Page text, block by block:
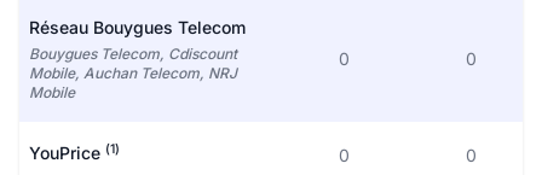
Réseau Bouygues Telecom
Bouygues Telecom, Cdiscount
Mobile, Auchan Telecom, NRJ
Mobile
0 0
YouPrice (1) 0 0